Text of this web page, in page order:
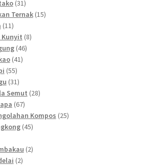
products
3131
products
Ternak 1515
1111
products
Kunyit 88
4646
4141
5555
products
3131
products
Semut 2828
6767
products
Kompos 2525
4545
22
22